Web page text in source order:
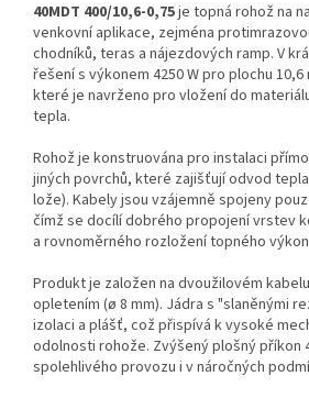
40MDT 400/10,6-0,75je topná rohož na
venkovní aplikace, zejména
chodníků, teras a nájezdových ramp. V
řešení s výkonem 4250 W pro plochu 10,6
které je navrženo pro vložení do
tepla.
Rohož je konstruována pro instalaci
jiných povrchů, které zajišťují odvod
lože). Kabely jsou vzájemně spojeny
čímž se docílí dobrého propojení vrstev
a rovnoměrného rozložení topného
Produkt je založen na dvoužilovém
opletením (ø 8 mm). Jádra s "slaněnými
izolaci a plášť, což přispívá k vysoké
odolnosti rohože. Zvýšený plošný příkon
spolehlivého provozu i v náročných